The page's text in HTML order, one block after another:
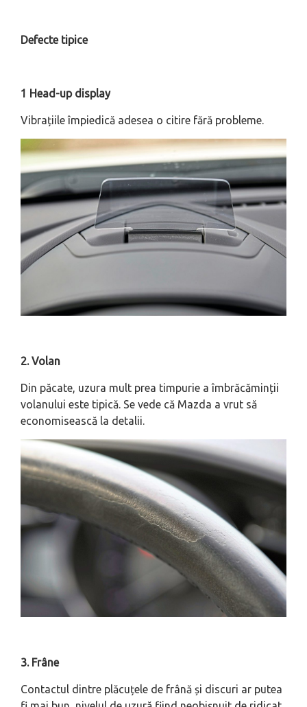
Defecte tipice
1 Head-up display
Vibrațiile împiedică adesea o citire fără probleme.
2. Volan
Din păcate, uzura mult prea timpurie a îmbrăcăminții
volanului este tipică. Se vede că Mazda a vrut să
economisească la detalii.
3. Frâne
Contactul dintre plăcuțele de frână și discuri ar putea